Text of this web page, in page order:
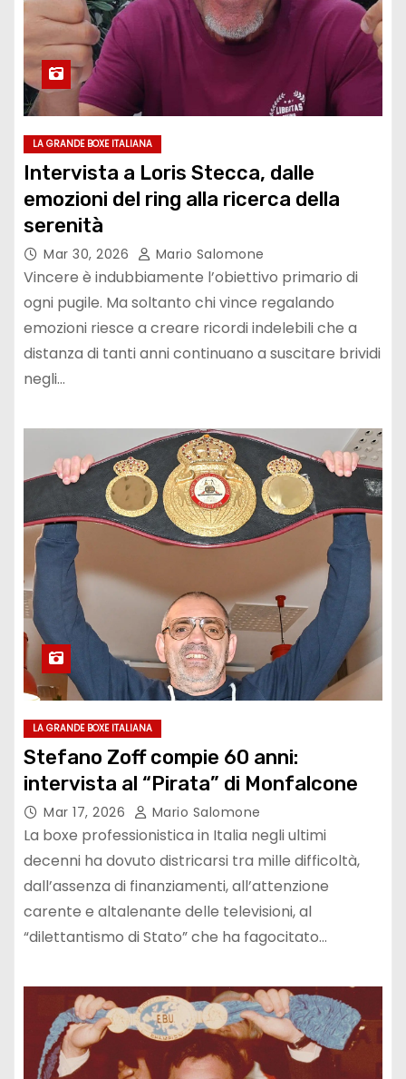
LA GRANDE BOXE ITALIANA
Intervista a Loris Stecca, dalle
emozioni del ring alla ricerca della
serenità
Mar 30, 2026 Mario Salomone
Vincere è indubbiamente l’obiettivo primario di
ogni pugile. Ma soltanto chi vince regalando
emozioni riesce a creare ricordi indelebili che a
distanza di tanti anni continuano a suscitare brividi
negli…
LA GRANDE BOXE ITALIANA
Stefano Zoff compie 60 anni:
intervista al “Pirata” di Monfalcone
Mar 17, 2026 Mario Salomone
La boxe professionistica in Italia negli ultimi
decenni ha dovuto districarsi tra mille difficoltà,
dall’assenza di finanziamenti, all’attenzione
carente e altalenante delle televisioni, al
“dilettantismo di Stato” che ha fagocitato…